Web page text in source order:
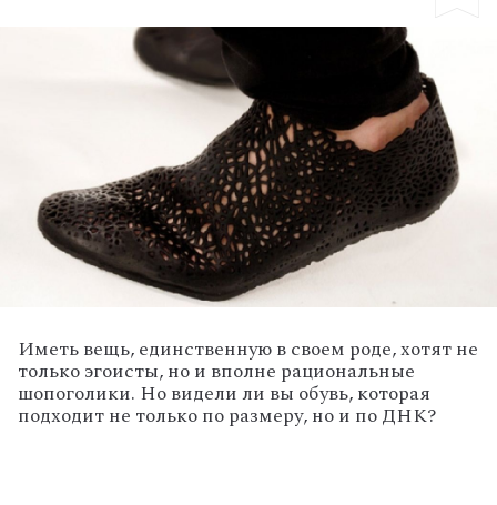
Иметь вещь, единственную в своем роде, хотят не
только эгоисты, но и вполне рациональные
шопоголики. Но видели ли вы обувь, которая
подходит не только по размеру, но и по ДНК?